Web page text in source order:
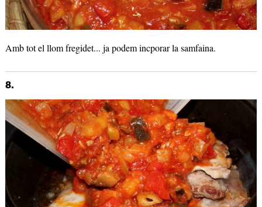
Amb tot el llom fregidet... ja podem incporar la samfaina.
8.